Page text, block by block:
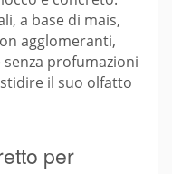
a base di mais,
agglomeranti,
profumazioni
il suo olfatto
per